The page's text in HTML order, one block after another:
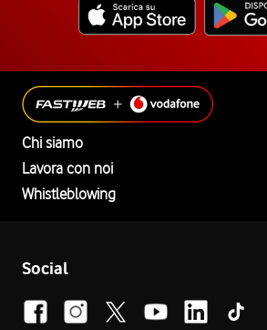
Chi siamo
Lavora con noi
Whistleblowing
Social